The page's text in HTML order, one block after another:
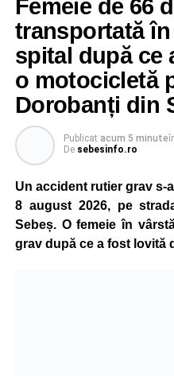
Femeie de 66
transportată
spital după ce
o motocicletă
Dorobanți din
Publicat acum 5 minute
De sebesinfo.ro
Un accident rutier grav s-
8 august 2026, pe
Sebeș. O femeie în
grav după ce a fost lovită